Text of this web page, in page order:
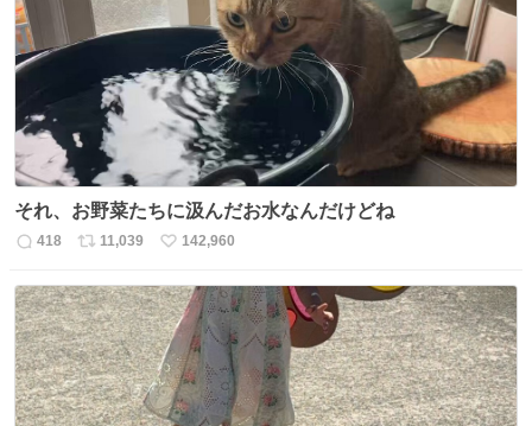
それ、お野菜たちに汲んだお水なんだけどね
返
数
418
リ
ス
ト
数
11,039
い
ね
数
142,960